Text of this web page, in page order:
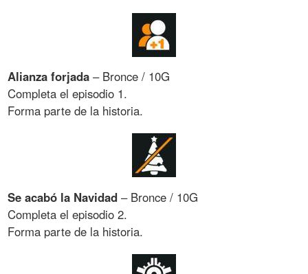
Alianza forjada – Bronce / 10G
Completa el episodio 1.
Forma parte de la historia.
Se acabó la Navidad – Bronce / 10G
Completa el episodio 2.
Forma parte de la historia.